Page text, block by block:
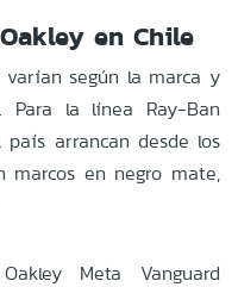
en Chile
según la marca y
Para la línea Ray-Ban
arrancan desde los
marcos en negro mate,
Meta Vanguard